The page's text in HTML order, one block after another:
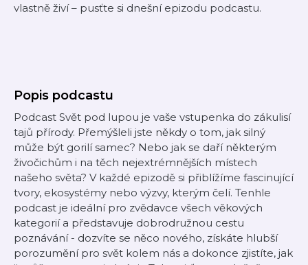
vlastně živí – pusťte si dnešní epizodu podcastu.
Popis podcastu
Podcast Svět pod lupou je vaše vstupenka do zákulisí
tajů přírody. Přemýšleli jste někdy o tom, jak silný
může být gorilí samec? Nebo jak se daří některým
živočichům i na těch nejextrémnějších místech
našeho světa? V každé epizodě si přiblížíme fascinující
tvory, ekosystémy nebo výzvy, kterým čelí. Tenhle
podcast je ideální pro zvědavce všech věkových
kategorií a představuje dobrodružnou cestu
poznávání - dozvíte se něco nového, získáte hlubší
porozumění pro svět kolem nás a dokonce zjistíte, jak